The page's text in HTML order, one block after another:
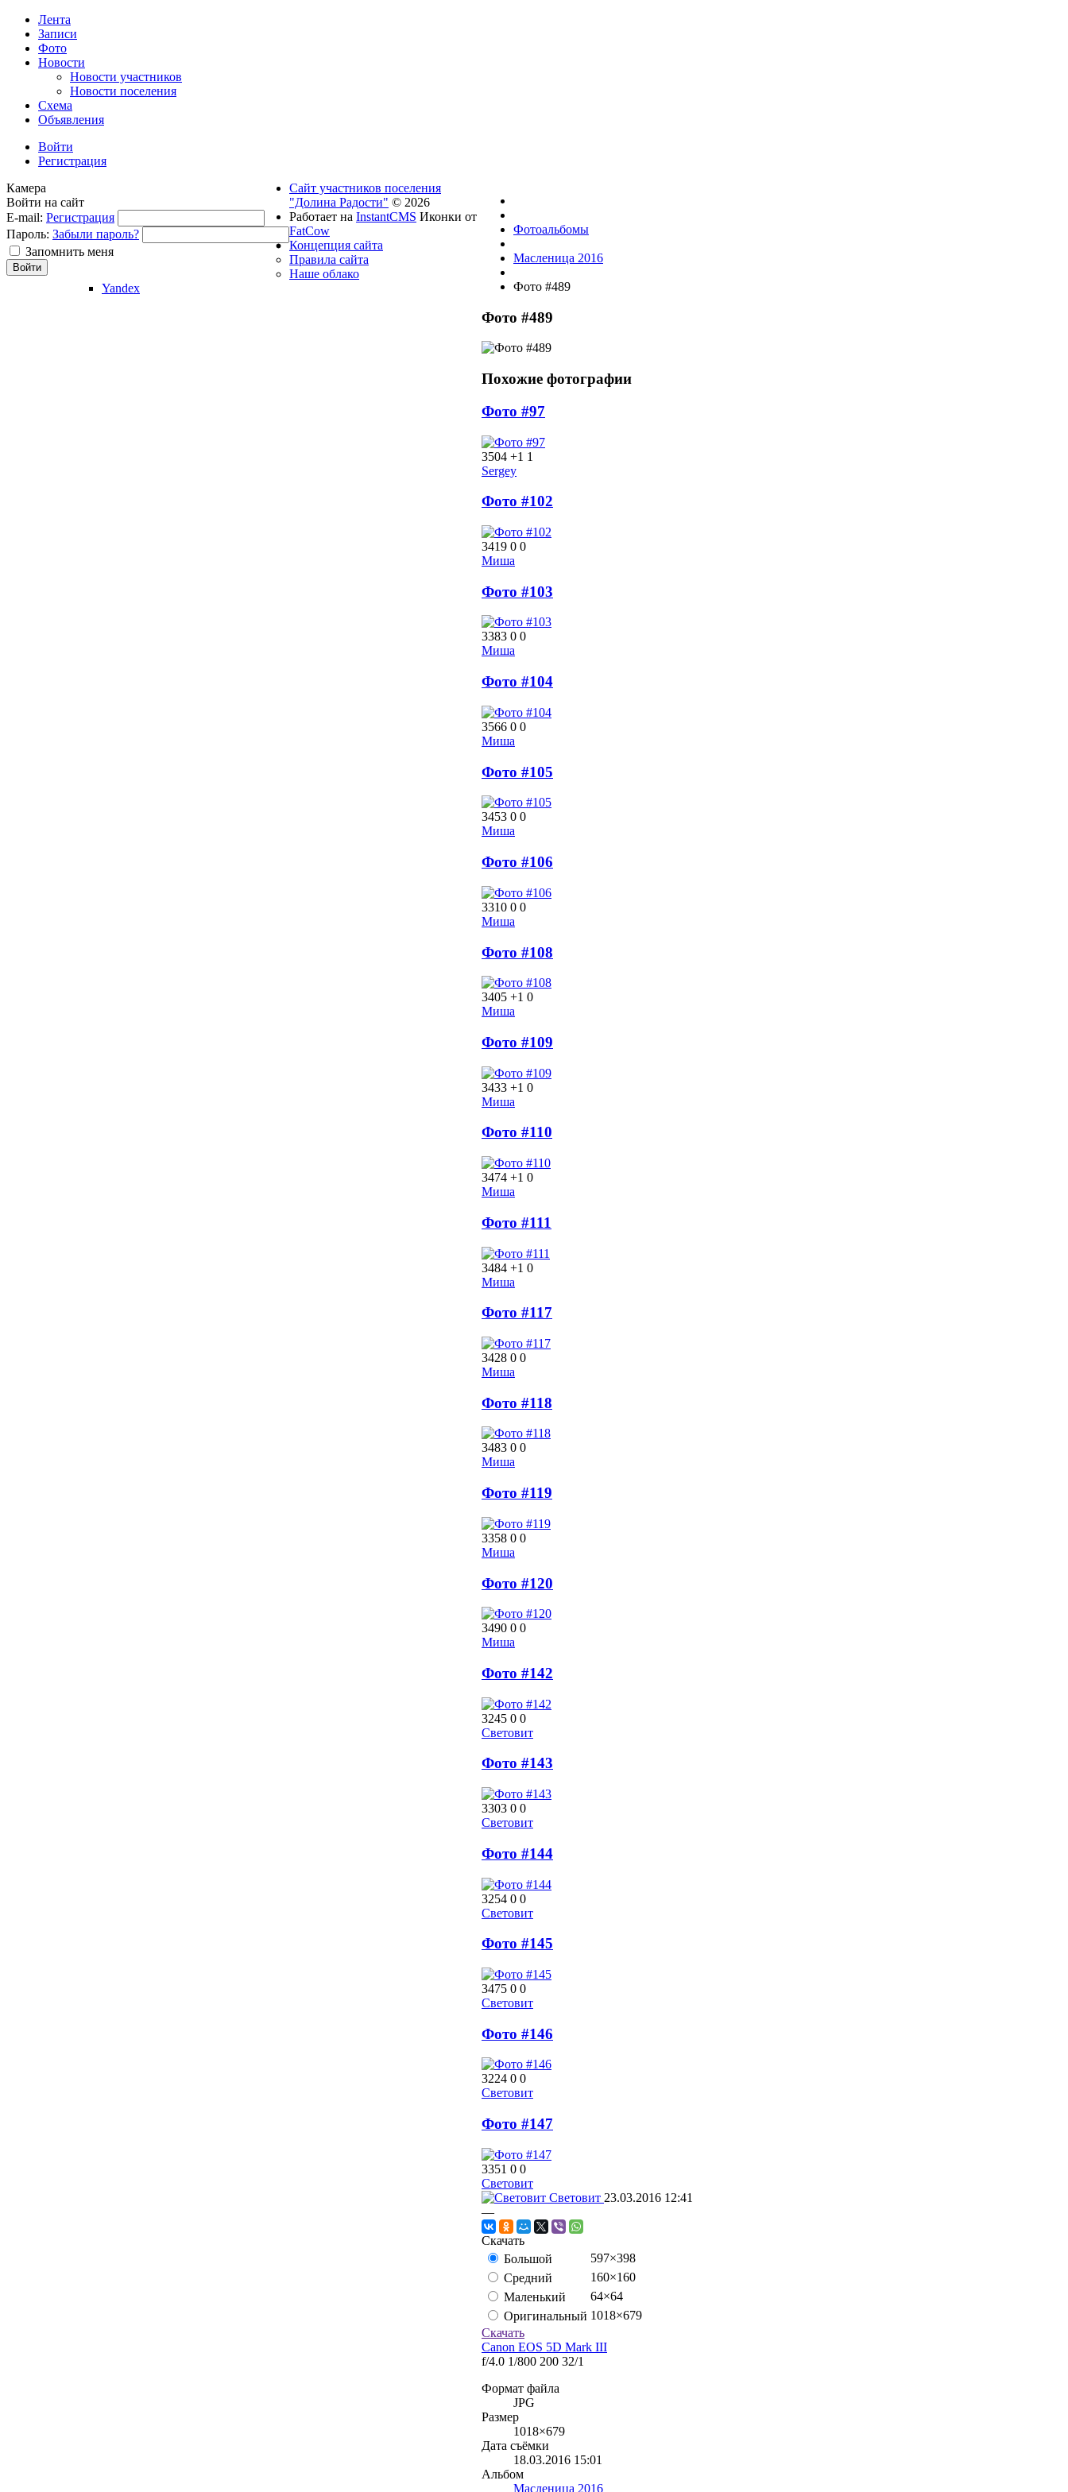
Лента
Записи
Фото
Новости
Новости участников
Новости поселения
Схема
Объявления
Войти
Регистрация
Фотоальбомы
Масленица 2016
Фото #489
Фото #489
Похожие фотографии
Фото #97
3504 +1 1
Sergey
Фото #102
3419 0 0
Миша
Фото #103
3383 0 0
Миша
Фото #104
3566 0 0
Миша
Фото #105
3453 0 0
Миша
Фото #106
3310 0 0
Миша
Фото #108
3405 +1 0
Миша
Фото #109
3433 +1 0
Миша
Фото #110
3474 +1 0
Миша
Фото #111
3484 +1 0
Миша
Фото #117
3428 0 0
Миша
Фото #118
3483 0 0
Миша
Фото #119
3358 0 0
Миша
Фото #120
3490 0 0
Миша
Фото #142
3245 0 0
Световит
Фото #143
3303 0 0
Световит
Фото #144
3254 0 0
Световит
Фото #145
3475 0 0
Световит
Фото #146
3224 0 0
Световит
Фото #147
3351 0 0
Световит
Световит 23.03.2016 12:41
—
Скачать
Большой
597×398
Средний
160×160
Маленький
64×64
Оригинальный 1018×679
Скачать
Canon EOS 5D Mark III
f/4.0 1/800 200 32/1
Формат файла
JPG
Размер
1018×679
Дата съёмки
18.03.2016 15:01
Альбом
Масленица 2016
Камера
Войти на сайт
E-mail: Регистрация
Пароль: Забыли пароль?
Запомнить меня
Сайт участников поселения
"Долина Радости" © 2026
Работает на InstantCMS Иконки от
FatCow
Концепция сайта
Правила сайта
Наше облако
Yandex